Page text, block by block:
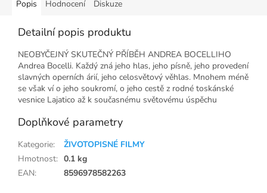
Popis Hodnocení Diskuze
Detailní popis produktu
NEOBYČEJNÝ SKUTEČNÝ PŘÍBĚH ANDREA BOCELLIHO
Andrea Bocelli. Každý zná jeho hlas, jeho písně, jeho provedení
slavných operních árií, jeho celosvětový věhlas. Mnohem méně
se však ví o jeho soukromí, o jeho cestě z rodné toskánské
vesnice Lajatico až k současnému světovému úspěchu
Doplňkové parametry
Kategorie:
ŽIVOTOPISNÉ FILMY
Hmotnost: 0.1 kg
EAN: 8596978582263